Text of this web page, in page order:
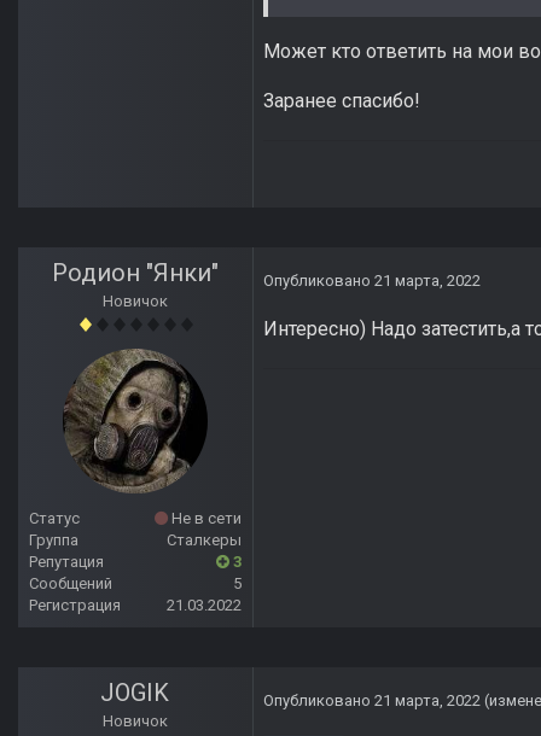
Может кто ответить на мои
Заранее спасибо!
Родион "Янки"
Новичок
Статус
Не в сети
Группа
Сталкеры
Репутация
3
Сообщений
5
Регистрация
21.03.2022
Опубликовано 21 марта, 2022
Интересно) Надо затестить,а
JOGIK
Новичок
Опубликовано 21 марта, 2022